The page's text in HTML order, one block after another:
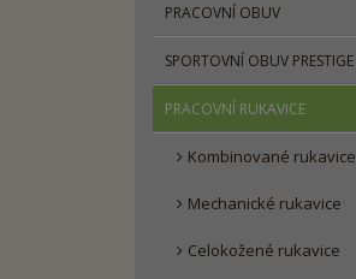
PRACOVNÍ OBUV
SPORTOVNÍ OBUV PRESTIGE
PRACOVNÍ RUKAVICE
Kombinované rukavice
Mechanické rukavice
Celokožené rukavice